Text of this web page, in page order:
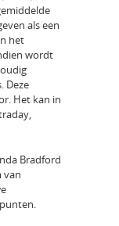
als een
het
wordt
Deze
Het kan in
Bradford
van